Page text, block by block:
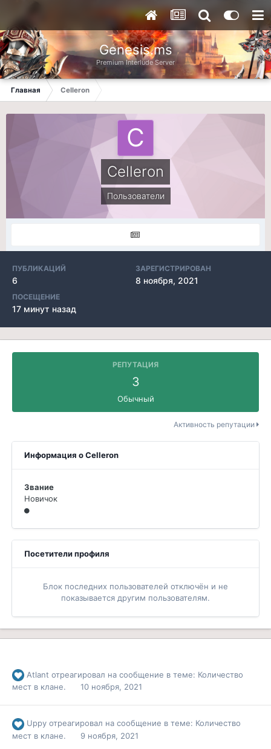
Genesis.ms
Premium Interlude Server
Главная Celleron
Celleron
Пользователи
ПУБЛИКАЦИЙ
6
ЗАРЕГИСТРИРОВАН
8 ноября, 2021
ПОСЕЩЕНИЕ
17 минут назад
РЕПУТАЦИЯ
3
Обычный
Активность репутации
Информация о Celleron
Звание
Новичок
Посетители профиля
Блок последних пользователей отключён и не
показывается другим пользователям.
Atlant отреагировал на сообщение в теме: Количество
мест в клане.
10 ноября, 2021
Uppy отреагировал на сообщение в теме: Количество
мест в клане.
9 ноября, 2021